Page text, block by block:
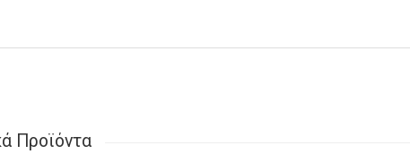
Προϊόντα